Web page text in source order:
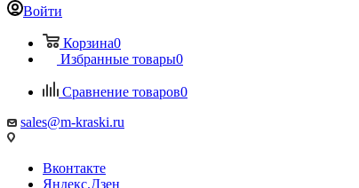
Войти
Корзина0
Избранные товары0
Сравнение товаров0
sales@m-kraski.ru
Вконтакте
Яндекс.Дзен